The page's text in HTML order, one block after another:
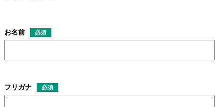
お名前 必須
フリガナ 必須